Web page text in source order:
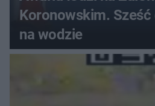
Koronowskim. Sześć
na wodzie